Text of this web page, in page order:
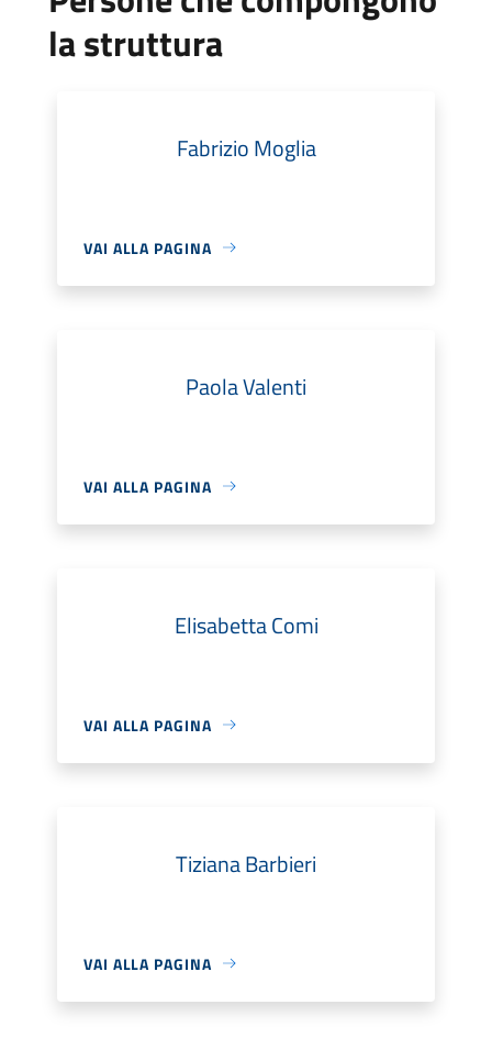
la struttura
Fabrizio Moglia
VAI ALLA PAGINA
Paola Valenti
VAI ALLA PAGINA
Elisabetta Comi
VAI ALLA PAGINA
Tiziana Barbieri
VAI ALLA PAGINA